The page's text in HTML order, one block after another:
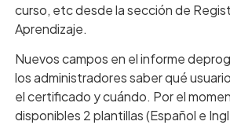
curso, etc desde la sección de
Aprendizaje.
Nuevos campos en el informe
los administradores saber qué
el certificado y cuándo. Por el
disponibles 2 plantillas (Español e